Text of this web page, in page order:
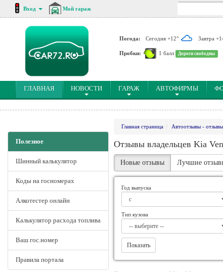
Вход Мой гараж
Погода: Сегодня +12° Завтра
Пробки: 1 балл Дороги свободны
ГЛАВНАЯ(CURRENT)
НОВОСТИ ГАРАЖ АВТОФИРМЫ
Полезное
Шинный калькулятор
Коды на госномерах
Алкотестер онлайн
Калькулятор расхода топлива
Ваш гос.номер
Правила портала
Главная страница Автоотзывы -
Отзывы владельцев Kia
Новые отзывы Лучшие
Год выпуска
Тип кузова
Показать